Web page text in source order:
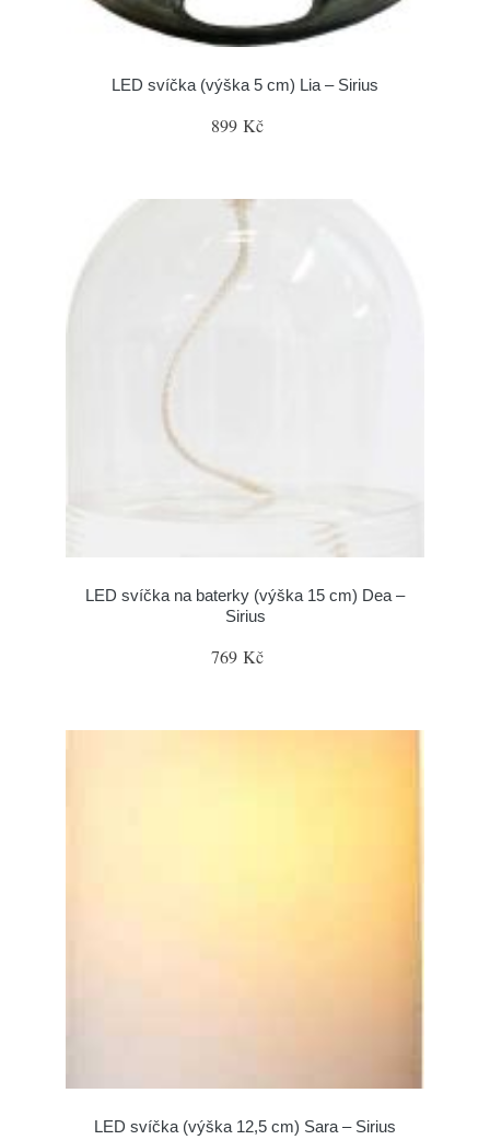
LED svíčka (výška 5 cm) Lia – Sirius
899 Kč
LED svíčka na baterky (výška 15 cm) Dea –
Sirius
769 Kč
LED svíčka (výška 12,5 cm) Sara – Sirius